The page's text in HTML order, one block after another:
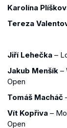
Karolína
Tereza
Jiří Lehečka –
Jakub Menšík –
Open
Tomáš Macháč
Vít Kopřiva –
Open